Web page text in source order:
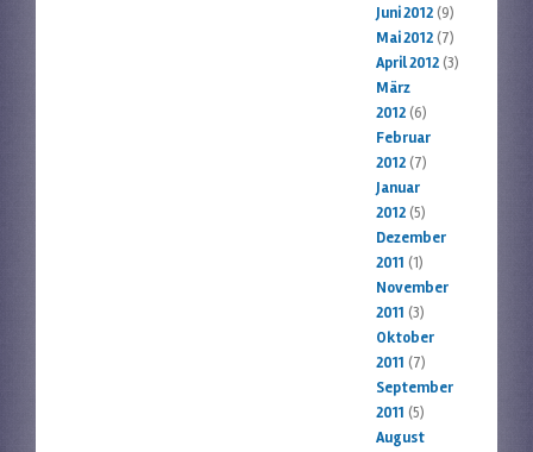
Juni 2012(9)
Mai 2012(7)
April 2012(3)
März
2012(6)
Februar
2012(7)
Januar
2012(5)
Dezember
2011 (1)
November
2011 (3)
Oktober
2011 (7)
September
2011 (5)
August